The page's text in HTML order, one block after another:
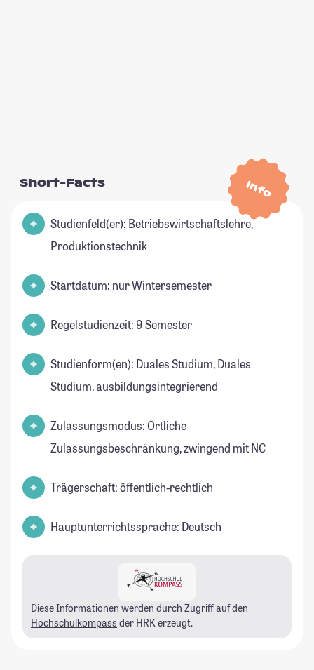
Info
Short-Facts
Studienfeld(er): Betriebswirtschaftslehre,
Produktionstechnik
Startdatum: nur Wintersemester
Regelstudienzeit: 9 Semester
Studienform(en): Duales Studium, Duales
Studium, ausbildungsintegrierend
Zulassungsmodus: Örtliche
Zulassungsbeschränkung, zwingend mit NC
Trägerschaft: öffentlich-rechtlich
Hauptunterrichtssprache: Deutsch
Diese Informationen werden durch Zugriff auf den
Hochschulkompass der HRK erzeugt.